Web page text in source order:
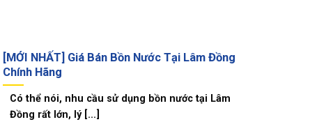
[MỚI NHẤT] Giá Bán Bồn Nước Tại Lâm Đồng
Chính Hãng
Có thể nói, nhu cầu sử dụng bồn nước tại Lâm
Đồng rất lớn, lý [...]